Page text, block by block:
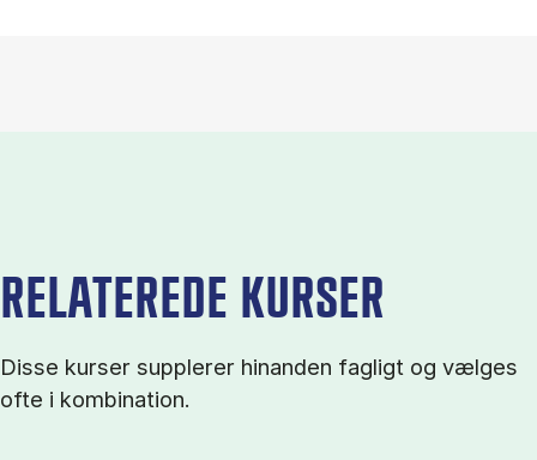
RELATEREDE KURSER
Disse kurser supplerer hinanden fagligt og vælges
ofte i kombination.